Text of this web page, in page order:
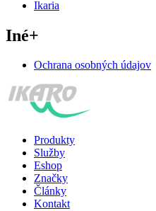
Ikaria
Iné+
Ochrana osobných údajov
Produkty
Služby
Eshop
Značky
Články
Kontakt